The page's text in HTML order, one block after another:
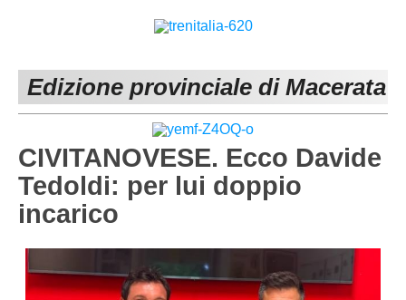
MACERATA
Carica la tua Rosa
ECCELLENZA
1^ CATEGORIA
2^ CATEGORIA
3^ CATEGORIA
GIOVANILI
NAZIONALI
REGIONALI
Edizione provinciale di Macerata
CIVITANOVESE. Ecco Davide
Tedoldi: per lui doppio
incarico